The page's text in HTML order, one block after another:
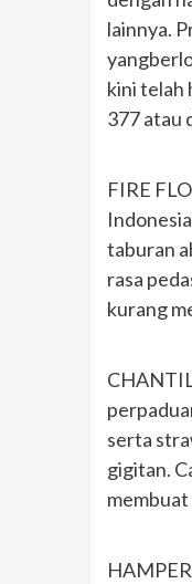
lainnya.
kini telah
377 atau
FIRE
taburan
rasa
kurang
serta
gigitan.